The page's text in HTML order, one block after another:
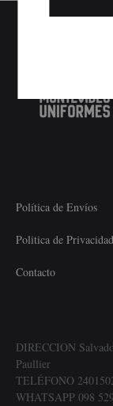
Política de Envíos
Politica de Privacidad
Contacto
DIRECCION
Paullier
TELÉFONO
WHATSAPP 098